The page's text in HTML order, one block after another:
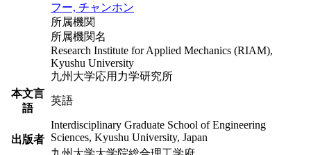
フー, チャンホン
所属機関
所属機関名
Research Institute for Applied Mechanics (RIAM),
Kyushu University
九州大学応用力学研究所
本文言
語
英語
出版者
Interdisciplinary Graduate School of Engineering
Sciences, Kyushu University, Japan